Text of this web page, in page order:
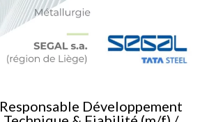
Responsable Développement